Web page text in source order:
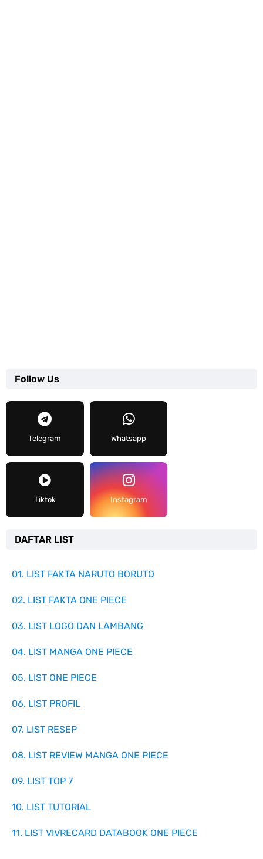
Follow Us
Telegram Whatsapp
Tiktok Instagram
DAFTAR LIST
01. LIST FAKTA NARUTO BORUTO
02. LIST FAKTA ONE PIECE
03. LIST LOGO DAN LAMBANG
04. LIST MANGA ONE PIECE
05. LIST ONE PIECE
06. LIST PROFIL
07. LIST RESEP
08. LIST REVIEW MANGA ONE PIECE
09. LIST TOP 7
10. LIST TUTORIAL
11. LIST VIVRECARD DATABOOK ONE PIECE